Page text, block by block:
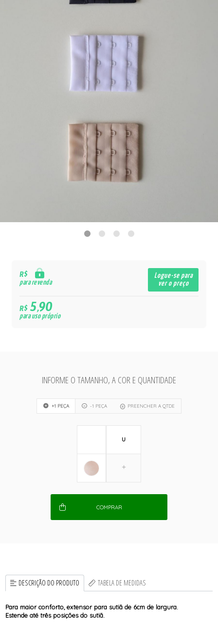
R$
para revenda
Logue-se para
ver o preço
R$5,90
para uso próprio
INFORME O TAMANHO, A COR E QUANTIDADE
+1 PEÇA -1 PEÇA PREENCHER A QTDE
U
COMPRAR
DESCRIÇÃO DO PRODUTO TABELA DE MEDIDAS
Para maior conforto, extensor para sutiã de 6cm de largura.
Estende até três posições do sutiã.